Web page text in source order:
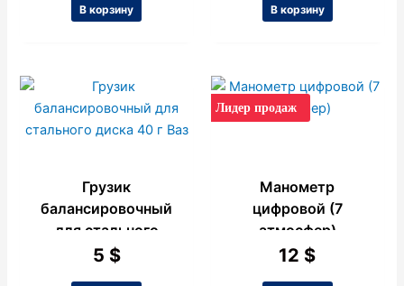
В корзину В корзину
Грузик
балансировочный
для стального
диска 40 г Ваз
5 $
Лидер продаж
Манометр
цифровой (7
атмосфер)
12 $